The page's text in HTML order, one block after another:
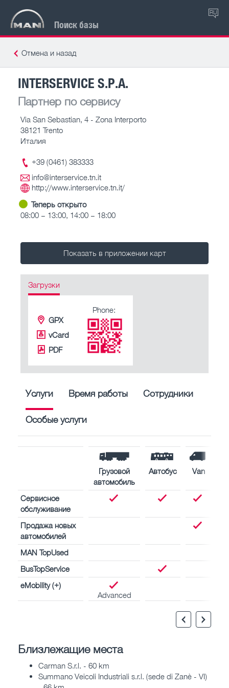
Поиск базы
RU
Отмена и назад
INTERSERVICE S.P.A.
Партнер по сервису
Via San Sebastian, 4 - Zona Interporto
38121 Trento
Италия
+39 (0461) 383333
info@interservice.tn.it
http://www.interservice.tn.it/
Теперь открыто
08:00 – 13:00, 14:00 – 18:00
Показать в приложении карт
Загрузки
GPX
vCard
PDF
Phone:
Услуги Время работы Сотрудники
Особые услуги
Грузовой
автомобиль
Автобус Van
Сервисное
обслуживание
Продажа новых
автомобилей
MAN TopUsed
BusTopService
eMobility (+)
Advanced
Близлежащие места
Carman S.r.l. - 60 km
Summano Veicoli Industriali s.r.l. (sede di Zanè - VI)